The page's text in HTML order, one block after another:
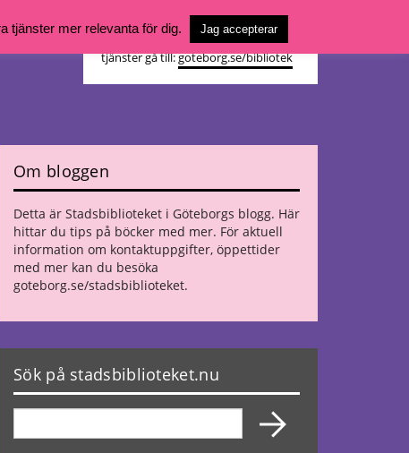
Vill du söka böcker, logga in på ditt
bibliotekskonto eller nå övriga
tjänster gå till:goteborg.se/bibliotek
Om bloggen
Detta är Stadsbiblioteket i Göteborgs blogg. Här
hittar du tips på böcker med mer. För aktuell
information om kontaktuppgifter, öppettider
med mer kan du besöka
goteborg.se/stadsbiblioteket.
Sök på stadsbiblioteket.nu
tjänster mer relevanta för dig. Jag accepterar